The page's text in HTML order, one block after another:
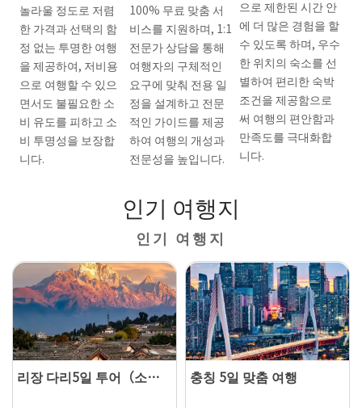
놀라울 정도로 저렴
한 가격과 선택의 함
정 없는 투명한 여행
을 제공하여, 저비용
으로 여행할 수 있으
면서도 불필요한 소
비 유도를 피하고 소
비 투명성을 보장합
니다.
100% 무료 맞춤 서
비스를 지원하며, 1:1
전문가 상담을 통해
여행자의 구체적인
요구에 맞춰 전용 일
정을 설계하고 전문
적인 가이드를 제공
하여 여행의 개성과
전문성을 높입니다.
으로 제한된 시간 안
에 더 많은 경험을 할
수 있도록 하며, 우수
한 위치의 숙소를 선
별하여 편리한 숙박
조건을 제공함으로
써 여행의 편안함과
만족도를 극대화합
니다.
인기 여행지
인기 여행지
리장 다리5일 투어（소그
충칭 5일 맞춤 여행